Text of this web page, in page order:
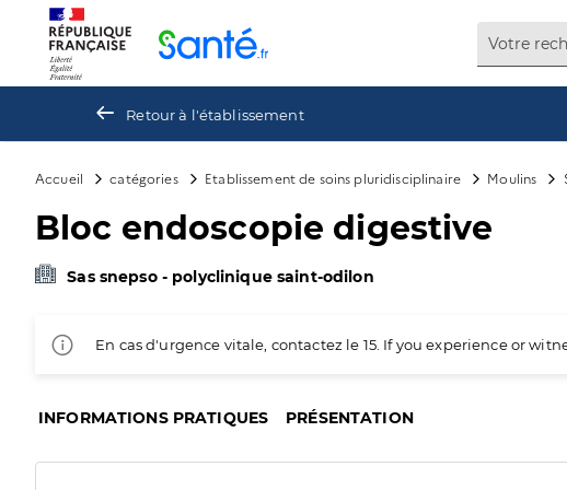
Retour à l'établissement
Accueil catégories Etablissement de soins pluridisciplinaire Moulins
Bloc endoscopie digestive
Sas snepso - polyclinique saint-odilon
En cas d'urgence vitale, contactez le 15. If you experience or
INFORMATIONS PRATIQUES PRÉSENTATION
Panneau de gestion des cookies